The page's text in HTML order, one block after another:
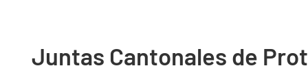
Juntas Cantonales de